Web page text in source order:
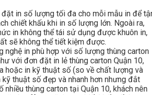
in số lượng tối đa cho mỗi mẫu in để
chiết khấu khi in số lượng lớn. Ngoài ra,
in không thể tái sử dụng được khuôn in,
sẽ không thể tiết kiệm được.
nghệ in phù hợp với số lượng thùng carton
với đơn đặt in lẻ thùng carton Quận 10,
hoặc in kỹ thuật số (so về chất lượng và
thuật số đẹp và nhanh hơn nhưng đắt
nhiều thùng carton tại Quận 10, khách nên